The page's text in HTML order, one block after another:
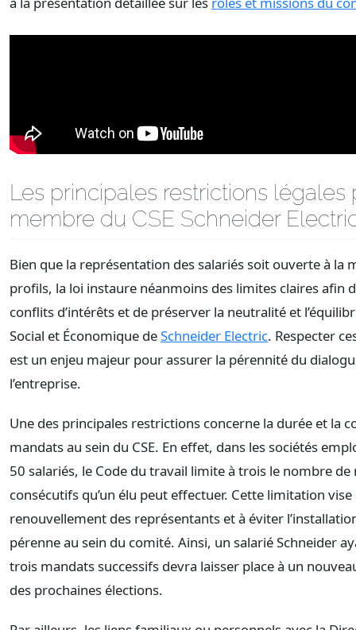
Les principales restrictions légales
membre du CSE Schneider
Bien que la représentation des salariés soit ouverte à la
profils, la loi instaure néanmoins des limites claires afin
conflits d’intérêts et de préserver la neutralité et
Social et Économique deSchneider Electric. Respecter
est un enjeu majeur pour assurer la pérennité du
l’entreprise.
Une des principales restrictions concerne la durée et la
mandats au sein du CSE. En effet, dans les sociétés
50 salariés, le Code du travail limite à trois le nombre de
consécutifs qu’un élu peut effectuer. Cette limitation
renouvellement des représentants et à éviter
pérenne au sein du comité. Ainsi, un salarié Schneider
trois mandats successifs devra laisser place à un
des prochaines élections.